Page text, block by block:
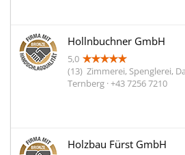
Hollnbuchner GmbH
5,0
(13) Zimmerei, Spenglerei,
Ternberg · +43 7256 7210
Holzbau Fürst GmbH